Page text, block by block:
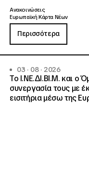
Ανακοινώσεις
Ευρωπαϊκή Κάρτα Νέων
Περισσότερα
03 · 08 · 2026
Το Ι.ΝΕ.ΔΙ.ΒΙ.Μ. και o
συνεργασία τους με
εισιτήρια μέσω της